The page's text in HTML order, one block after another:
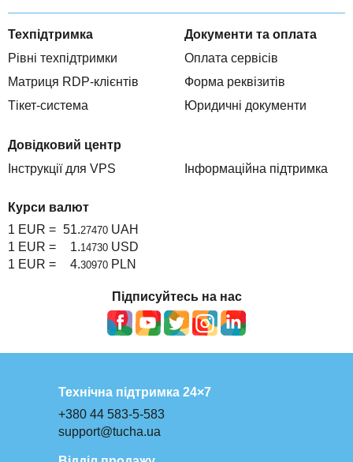
Техпідтримка
Рівні техпідтримки
Матриця RDP-клієнтів
Тікет-система
Документи та оплата
Оплата сервісів
Форма реквізитів
Юридичні документи
Довідковий центр
Інструкції для VPS
Інформаційна підтримка
Курси валют
1 EUR = 51.27470 UAH
1 EUR =
1.14730 USD
1 EUR =
4.30970 PLN
Підписуйтесь на нас
Технічна підтримка 24×7
+380 44 583-5-583
support@tucha.ua